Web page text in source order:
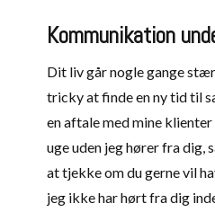
Kommunikation
Dit liv går nogle gange
tricky at finde en ny tid til
en aftale med mine klienter
uge uden jeg hører fra dig,
at tjekke om du gerne vil
jeg ikke har hørt fra dig